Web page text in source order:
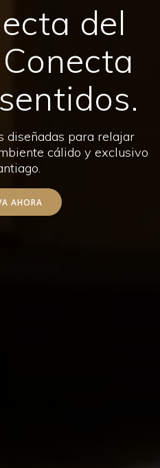
del
diseñadas para relajar
cálido y exclusivo
AHORA